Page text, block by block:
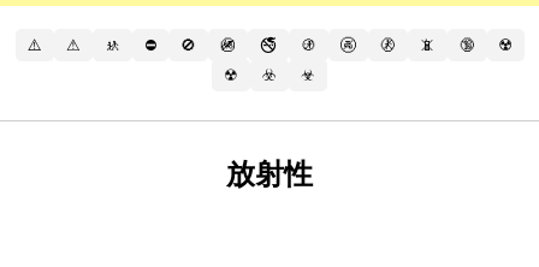
⚠️ ⚠ 🚸 ⛔ 🚫 🚳 🚭 🚯 🚱 🚷 📵 🔞
☢️
☢
☣️ ☣
放射性